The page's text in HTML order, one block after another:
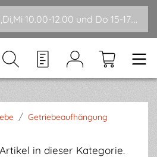
Telefonzeiten Mo,Di,Mi 10.00-12.00 und Do 15-17.00
/ Getriebeaufhängung
in dieser Kategorie.